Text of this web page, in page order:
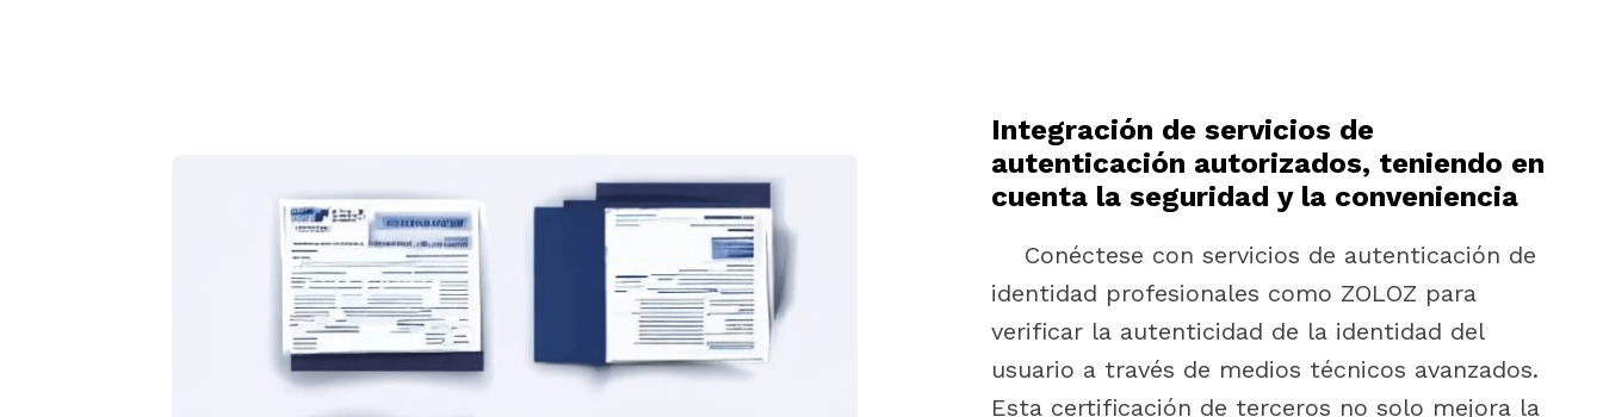
Integración de servicios de
autenticación autorizados, teniendo en
cuenta la seguridad y la conveniencia
Conéctese con servicios de autenticación de
identidad profesionales como ZOLOZ para
verificar la autenticidad de la identidad del
usuario a través de medios técnicos avanzados.
Esta certificación de terceros no solo mejora la